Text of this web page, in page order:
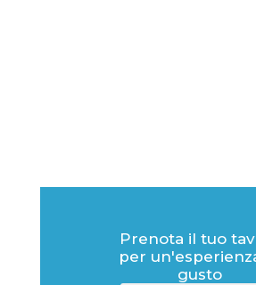
Prenota il tuo
per
gusto